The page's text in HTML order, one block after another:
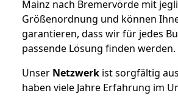
Mainz nach Bremervörde mit
Größenordnung und können
garantieren, dass wir für jedes
passende Lösung finden werden.
Unser Netzwerk ist sorgfältig
haben viele Jahre Erfahrung im